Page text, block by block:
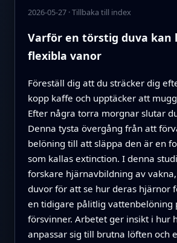
2026-05-27·Tillbaka till index
Varför en törstig duva kan
flexibla vanor
Föreställ dig att du sträcker dig
kopp kaffe och upptäcker att
Efter några torra morgnar slutar
Denna tysta övergång från att
belöning till att släppa den är en
som kallas extinction. I denna
forskare hjärnavbildning av
duvor för att se hur deras hjärnor
en tidigare pålitlig vattenbelöning
försvinner. Arbetet ger insikt i hur
anpassar sig till brutna löften och